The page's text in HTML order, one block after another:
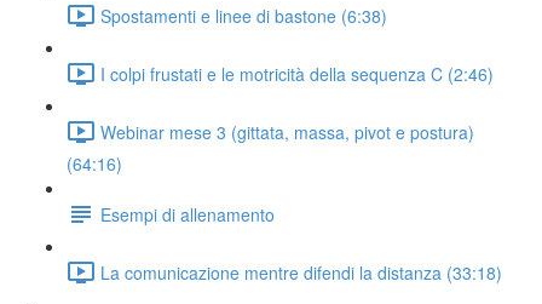
Spostamenti e linee di bastone (6:38)
I colpi frustati e le motricità della sequenza C (2:46)
Webinar mese 3 (gittata, massa, pivot e postura)
(64:16)
Esempi di allenamento
La comunicazione mentre difendi la distanza (33:18)